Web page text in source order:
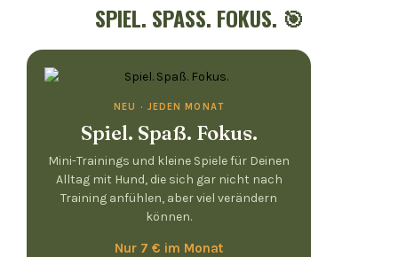
SPIEL. SPASS. FOKUS. 🎯
NEU · JEDEN MONAT
Spiel. Spaß. Fokus.
Mini-Trainings und kleine Spiele für Deinen
Alltag mit Hund, die sich gar nicht nach
Training anfühlen, aber viel verändern
können.
Nur 7 € im Monat